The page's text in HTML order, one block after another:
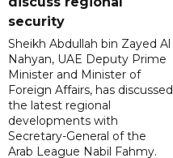
security
Sheikh Abdullah bin Zayed Al
Nahyan, UAE Deputy Prime
Minister and Minister of
Foreign Affairs, has discussed
the latest regional
developments with
Secretary-General of the
Arab League Nabil Fahmy.